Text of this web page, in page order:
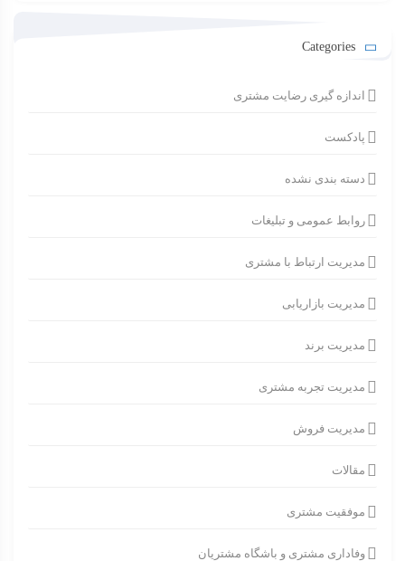
Categories
اندازه گیری رضایت مشتری
پادکست
دسته بندی نشده
روابط عمومی و تبلیغات
مدیریت ارتباط با مشتری
مدیریت بازاریابی
مدیریت برند
مدیریت تجربه مشتری
مدیریت فروش
مقالات
موفقیت مشتری
وفاداری مشتری و باشگاه مشتریان